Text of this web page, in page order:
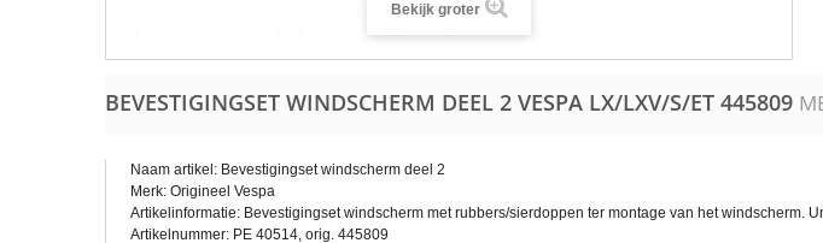
Bekijk groter
BEVESTIGINGSET WINDSCHERM DEEL 2 VESPA LX/LXV/S/ET 445809
Naam artikel: Bevestigingset windscherm deel 2
Merk: Origineel Vespa
Artikelinformatie: Bevestigingset windscherm met rubbers/sierdoppen ter montage van het windscherm.
Artikelnummer: PE 40514, orig. 445809